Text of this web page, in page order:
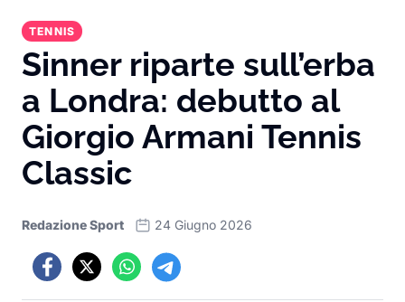
TENNIS
Sinner riparte sull’erba
a Londra: debutto al
Giorgio Armani Tennis
Classic
Redazione Sport 24 Giugno 2026